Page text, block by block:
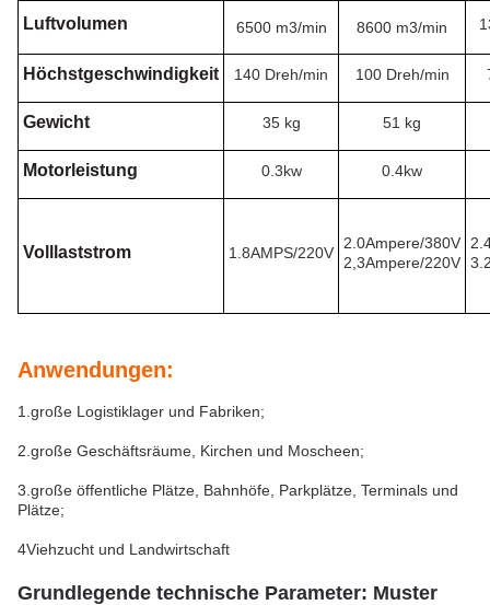
Luftvolumen 6500 m3/min 8600 m3/min
Höchstgeschwindigkeit 140 Dreh/min 100 Dreh/min
Gewicht 35 kg 51 kg
Motorleistung 0.3kw 0.4kw
Volllaststrom 1.8AMPS/220V
2.0Ampere/380V
2,3Ampere/220V
Anwendungen:
1.große Logistiklager und Fabriken;
2.große Geschäftsräume, Kirchen und Moscheen;
3.große öffentliche Plätze, Bahnhöfe, Parkplätze, Terminals und
Plätze;
4Viehzucht und Landwirtschaft
Grundlegende technische Parameter: Muster